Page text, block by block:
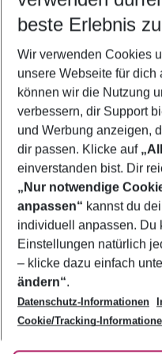
2 Erwachsene Keine
Mehr
Footer
Footer navigation
Über uns
AGB
Bestpreisgarantie
Cookie-Einstellungen
Cookie-Richtlinie
Agenturbetreuung
Barrierefreies Reisen
Folge uns
beste Erlebnis
Wir verwenden Cookies
unsere Webseite für dich
können wir die Nutzung
verbessern, dir Support
und Werbung anzeigen,
dir passen. Klicke auf
einverstanden bist. Dir
„Nur notwendige
anpassen“ kannst du
individuell anpassen. Du
Einstellungen natürlich
– klicke dazu einfach
ändern“.
Datenschutz-Informationen
Cookie/Tracking-